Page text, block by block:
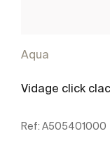
Aqua
Vidage click
Ref: A505401000